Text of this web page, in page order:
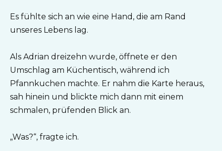
Es fühlte sich an wie eine Hand, die am Rand
unseres Lebens lag.
Als Adrian dreizehn wurde, öffnete er den
Umschlag am Küchentisch, während ich
Pfannkuchen machte. Er nahm die Karte heraus,
sah hinein und blickte mich dann mit einem
schmalen, prüfenden Blick an.
„Was?“, fragte ich.